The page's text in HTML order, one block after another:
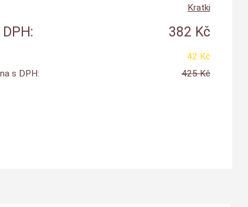
Kratki
382 Kč
42 Kč
s DPH:
425 Kč